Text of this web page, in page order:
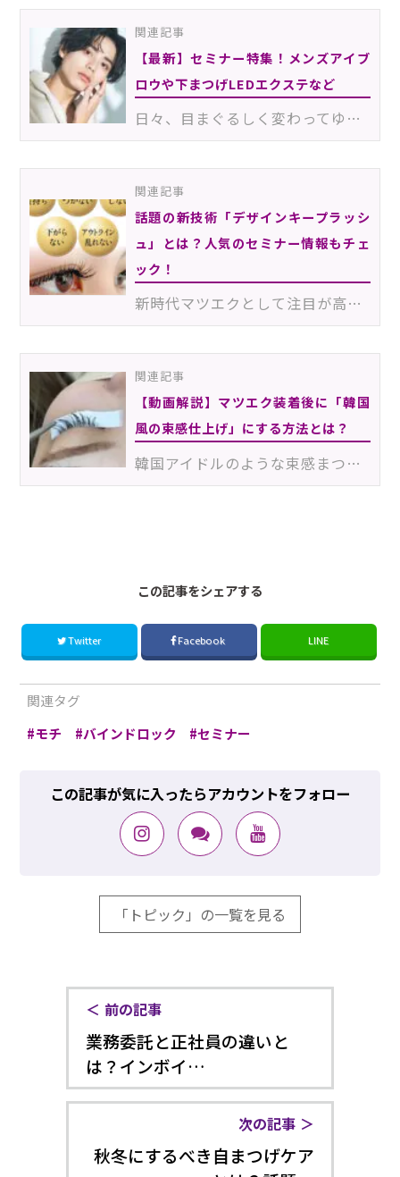
関連記事
【最新】セミナー特集！メンズアイブ
ロウや下まつげLEDエクステなど
日々、目まぐるしく変わってゆくアイビューティ業界。次々に新技術が登場し、情報を追いきれないと感じて…
関連記事
話題の新技術「デザインキープラッシ
ュ」とは？人気のセミナー情報もチェ
ック！
新時代マツエクとして注目が高まっている「デザインキープラッシュ」を知っていますか？デザインキープラ…
関連記事
【動画解説】マツエク装着後に「韓国
風の束感仕上げ」にする方法とは？
韓国アイドルのような束感まつげは、日本の女性たちにも人気のデザイン。マツエクやまつげパーマのデザイ…
この記事をシェアする
Twitter Facebook LINE
関連タグ
モチ
バインドロック セミナー
この記事が気に入ったらアカウントをフォロー
「トピック」の一覧を見る
前の記事
業務委託と正社員の違いと
は？インボイ…
次の記事
秋冬にするべき自まつげケア